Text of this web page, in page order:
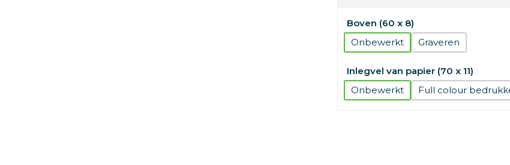
Boven (60 x 8)
Onbewerkt
Graveren
Inlegvel van papier (70 x 11)
Onbewerkt
Full colour